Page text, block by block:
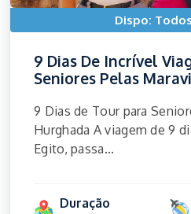
Dispo:
9 Dias De Incrível
Seniores Pelas
9 Dias de Tour para
Hurghada A viagem de 9
Egito, passa...
Duração